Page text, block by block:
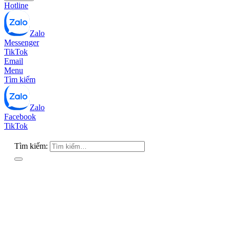
Hotline
Zalo
Messenger
TikTok
Email
Menu
Tìm kiếm
Zalo
Facebook
TikTok
Tìm kiếm: